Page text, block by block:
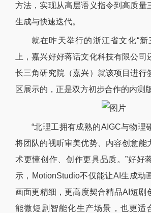
方法，实现从高层语义指令到高质量
生成与快速迭代。
就在昨天举行的浙江省文化“新
上，嘉兴好好蒋话文化科技有限公司
长三角研究院（嘉兴）就该项目进行
区展示的，正是双方初步合作的内测
“北理工拥有成熟的AIGC与物理
将团队的视听审美优势、内容创意能
术更懂创作、创作更具品质。”好好
示，MotionStudio不仅能让AI生成动
画面更精细，更高度契合精品AI短剧
能微短剧智能化生产场景，也更适